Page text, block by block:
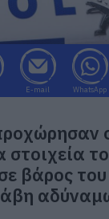
E-mail WhatsApp
βάρος